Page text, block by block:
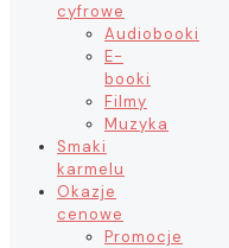
cyfrowe
Audiobooki
E-
booki
Filmy
Muzyka
Smaki
karmelu
Okazje
cenowe
Promocje